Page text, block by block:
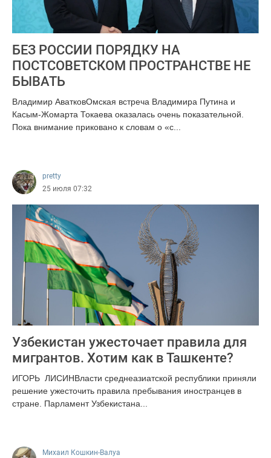
БЕЗ РОССИИ ПОРЯДКУ НА
ПОСТСОВЕТСКОМ ПРОСТРАНСТВЕ НЕ
БЫВАТЬ
Владимир АватковОмская встреча Владимира Путина и
Касым-Жомарта Токаева оказалась очень показательной.
Пока внимание приковано к словам о «с...
pretty
25 июля 07:32
Узбекистан ужесточает правила для
мигрантов. Хотим как в Ташкенте?
ИГОРЬ ЛИСИНВласти среднеазиатской республики приняли
решение ужесточить правила пребывания иностранцев в
стране. Парламент Узбекистана...
Михаил Кошкин-Валуа